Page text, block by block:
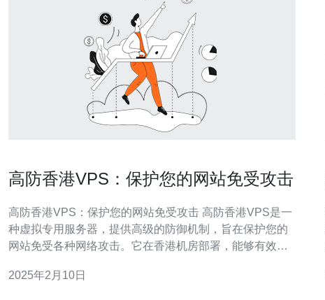
高防香港VPS：保护您的网站免受攻击
高防香港VPS：保护您的网站免受攻击 高防香港VPS是一
种虚拟专用服务器，提供高级的防御机制，旨在保护您的
网站免受各种网络攻击。它在香港机房部署，能够有效应
护能力：高防香港VPS配备先进的DDoS防护系统，能够
2025年2月10日